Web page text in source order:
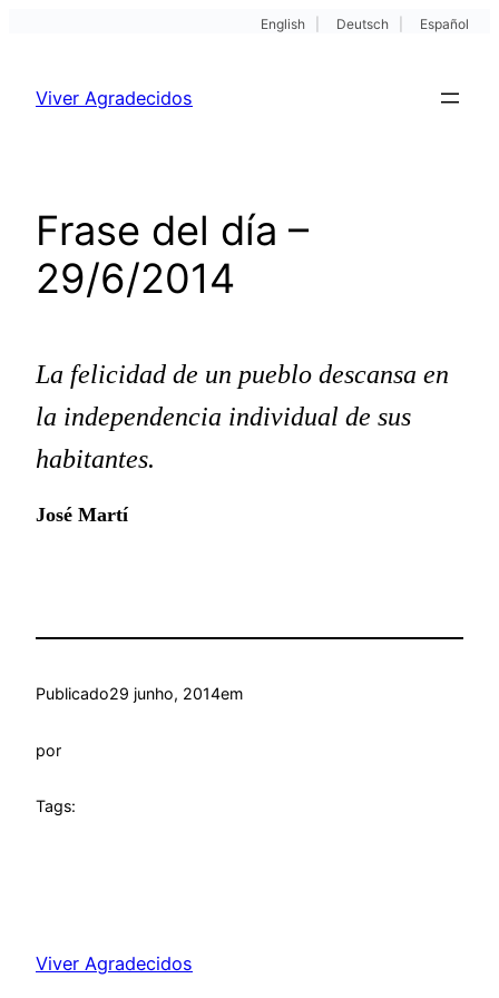
English Deutsch Español
Viver Agradecidos
Frase del día –
29/6/2014
La felicidad de un pueblo descansa en
la independencia individual de sus
habitantes.
José Martí
Publicado29 junho, 2014em
por
Tags:
Viver Agradecidos